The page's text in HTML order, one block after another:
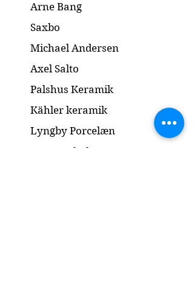
Arne Bang
Saxbo
Michael Andersen
Axel Salto
Palshus Keramik
Kähler keramik
Lyngby Porcelæn
Bronze Skulptur